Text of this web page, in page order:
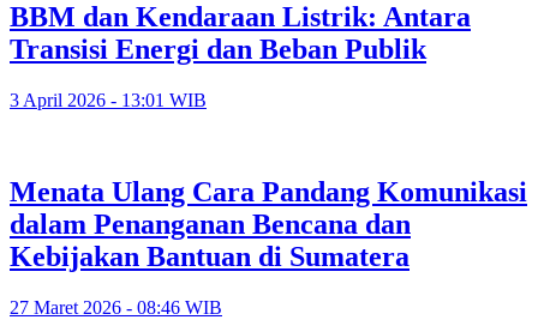
BBM dan Kendaraan Listrik: Antara
Transisi Energi dan Beban Publik
3 April 2026 - 13:01 WIB
Menata Ulang Cara Pandang Komunikasi
dalam Penanganan Bencana dan
Kebijakan Bantuan di Sumatera
27 Maret 2026 - 08:46 WIB